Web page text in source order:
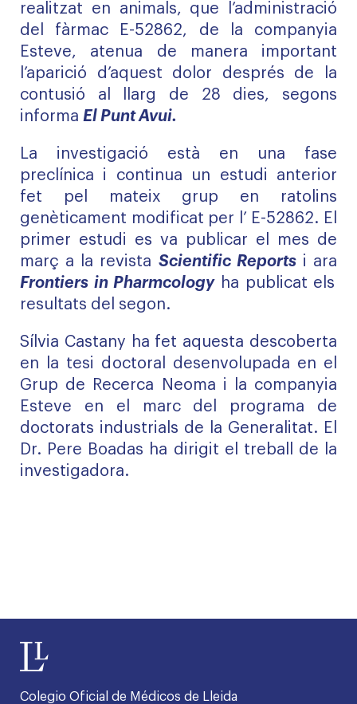
realitzat en animals, que l’administració
del fàrmac E-52862, de la companyia
Esteve, atenua de manera important
l’aparició d’aquest dolor després de la
contusió al llarg de 28 dies, segons
informa El Punt Avui.
La investigació està en una fase
preclínica i continua un estudi anterior
fet pel mateix grup en ratolins
genèticament modificat per l’ E-52862. El
primer estudi es va publicar el mes de
març a la revista Scientific Reportsi ara
Frontiers in Pharmcologyha publicat els
resultats del segon.
Sílvia Castany ha fet aquesta descoberta
en la tesi doctoral desenvolupada en el
Grup de Recerca Neoma i la companyia
Esteve en el marc del programa de
doctorats industrials de la Generalitat. El
Dr. Pere Boadas ha dirigit el treball de la
investigadora.
Colegio Oficial de Médicos de Lleida